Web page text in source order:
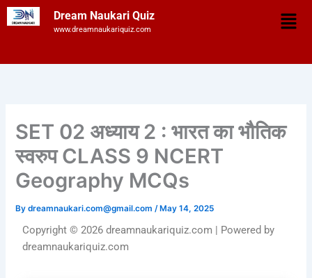
Skip
to
Dream Naukari Quiz
www.dreamnaukariquiz.com
SET 02 अध्याय 2 : भारत का भौतिक
स्वरुप CLASS 9 NCERT
Geography MCQs
Bydreamnaukari.com@gmail.com /May 14, 2025
Copyright © 2026 dreamnaukariquiz.com | Powered by
dreamnaukariquiz.com